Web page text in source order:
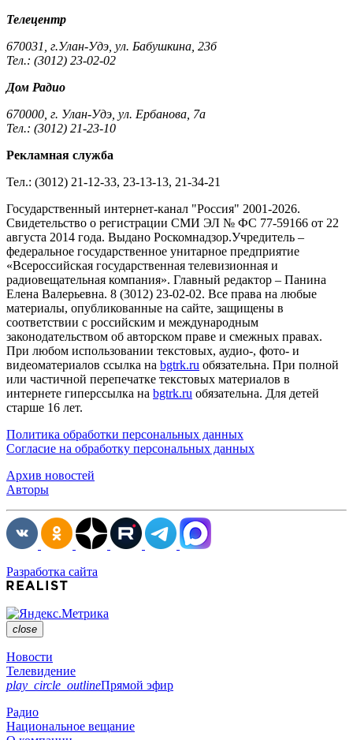
Телецентр
670031, г.Улан-Удэ, ул. Бабушкина, 23б
Тел.: (3012) 23-02-02
Дом Радио
670000, г. Улан-Удэ, ул. Ербанова, 7а
Тел.: (3012) 21-23-10
Рекламная служба
Тел.: (3012) 21-12-33, 23-13-13, 21-34-21
Государственный интернет-канал "Россия" 2001-2026.
Cвидетельство о регистрации СМИ ЭЛ № ФС 77-59166 от 22
августа 2014 года. Выдано Роскомнадзор.Учредитель –
федеральное государственное унитарное предприятие
«Всероссийская государственная телевизионная и
радиовещательная компания». Главный редактор – Панина
Елена Валерьевна. 8 (3012) 23-02-02. Все права на любые
материалы, опубликованные на сайте, защищены в
соответствии с российским и международным
законодательством об авторском праве и смежных правах.
При любом использовании текстовых, аудио-, фото- и
видеоматериалов ссылка на bgtrk.ru обязательна. При полной
или частичной перепечатке текстовых материалов в
интернете гиперссылка на bgtrk.ru обязательна. Для детей
старше 16 лет.
Политика обработки персональных данных
Согласие на обработку персональных данных
Архив новостей
Авторы
Разработка сайта
close
Новости
Телевидение
play_circle_outlineПрямой эфир
Радио
Национальное вещание